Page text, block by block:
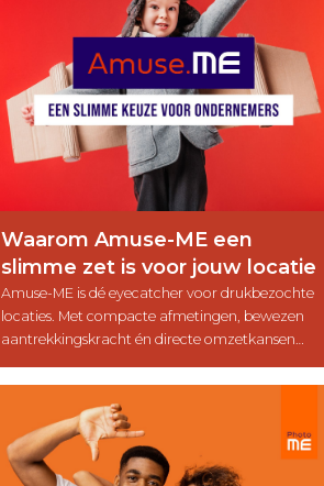
Waarom Amuse-ME een
slimme zet is voor jouw locatie
Amuse-ME is dé eyecatcher voor drukbezochte
locaties. Met compacte afmetingen, bewezen
aantrekkingskracht én directe omzetkansen
rendabele toevoeging aan bijvoorbeeld
retailcentra, horeca, of recreatieomgevingen.
Ontdek waarom Amuse-ME ook voor jouw
locatie het verschil kan maken.